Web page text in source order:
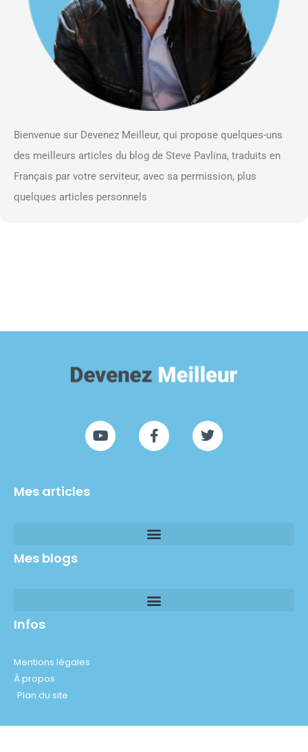
Bienvenue sur Devenez Meilleur, qui propose quelques-uns
des meilleurs articles du blog de Steve Pavlina, traduits en
Français par votre serviteur, avec sa permission, plus
quelques articles personnels
Mes articles
Mes blogs
Infos
Mentions légales
À propos
Plan du site